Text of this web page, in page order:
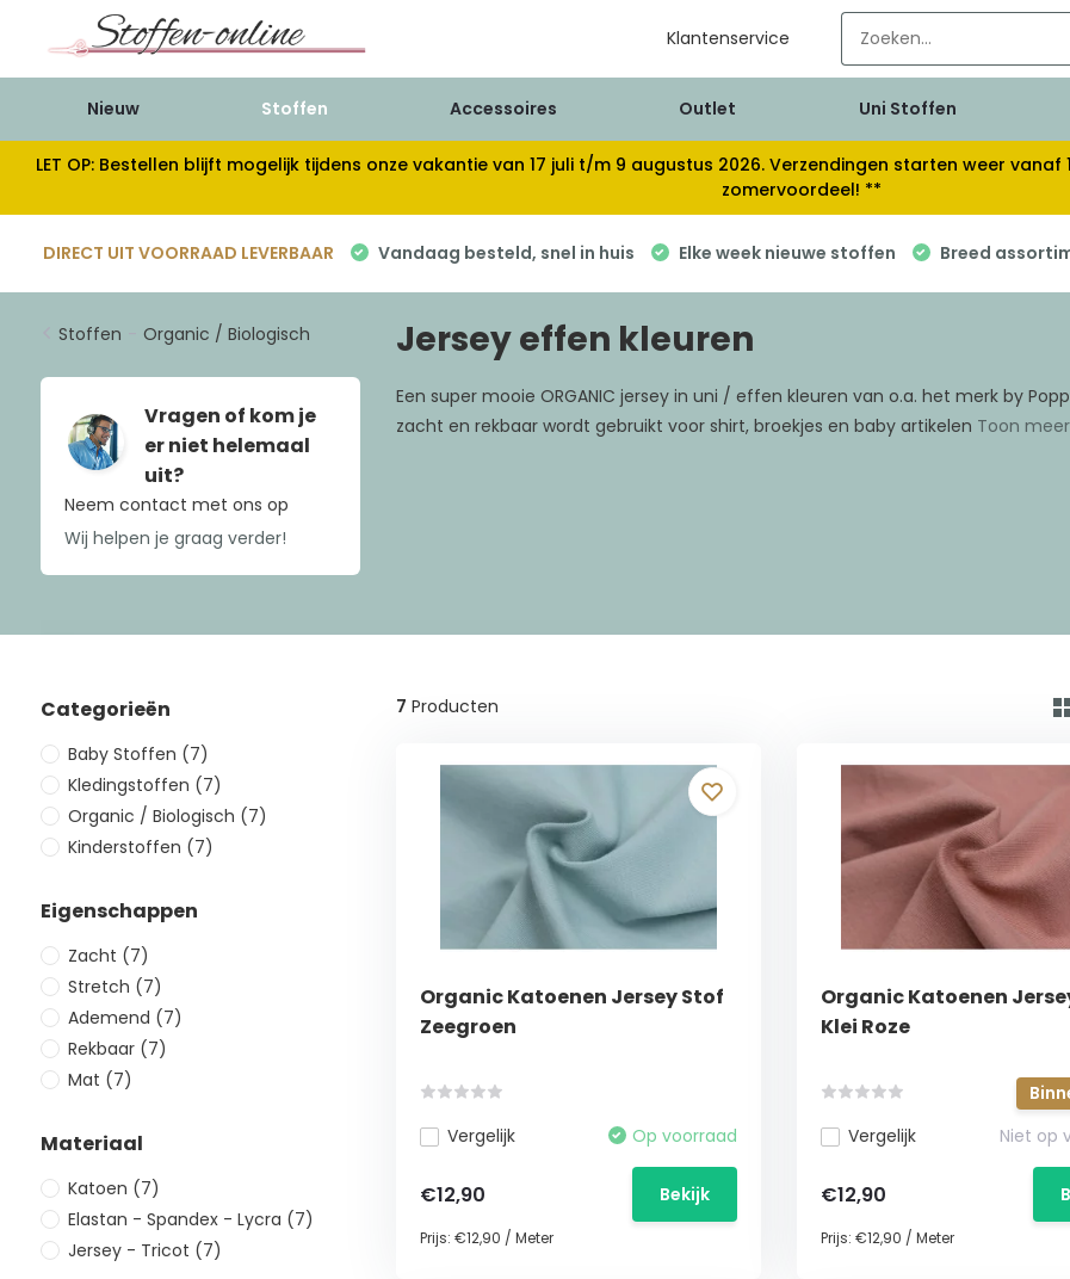
Klantenservice
Nieuw Stoffen Accessoires Outlet Uni Stoffen
LET OP: Bestellen blijft mogelijk tijdens onze vakantie van 17 juli t/m 9 augustus 2026. Verzendingen starten weer
zomervoordeel! **
DIRECT UIT VOORRAAD LEVERBAAR Vandaag besteld, snel in huis Elke week nieuwe stoffen Breed
Stoffen Organic / Biologisch
Vragen of kom je
er niet helemaal
uit?
Neem contact met ons op
Wij helpen je graag verder!
Jersey effen kleuren
Een super mooie ORGANIC jersey in uni / effen kleuren van o.a. het merk by
zacht en rekbaar wordt gebruikt voor shirt, broekjes en baby artikelen Toon meer
Categorieën
Baby Stoffen (7)
Kledingstoffen (7)
Organic / Biologisch (7)
Kinderstoffen (7)
Eigenschappen
Zacht (7)
Stretch (7)
Ademend (7)
Rekbaar (7)
Mat (7)
Materiaal
Katoen (7)
Elastan - Spandex - Lycra (7)
Jersey - Tricot (7)
7 Producten
Organic Katoenen Jersey Stof
Zeegroen
Vergelijk Op voorraad
€12,90 Bekijk
Prijs: €12,90 / Meter
Organic Katoenen
Klei Roze
Vergelijk
Niet op
€12,90
Prijs: €12,90 / Meter